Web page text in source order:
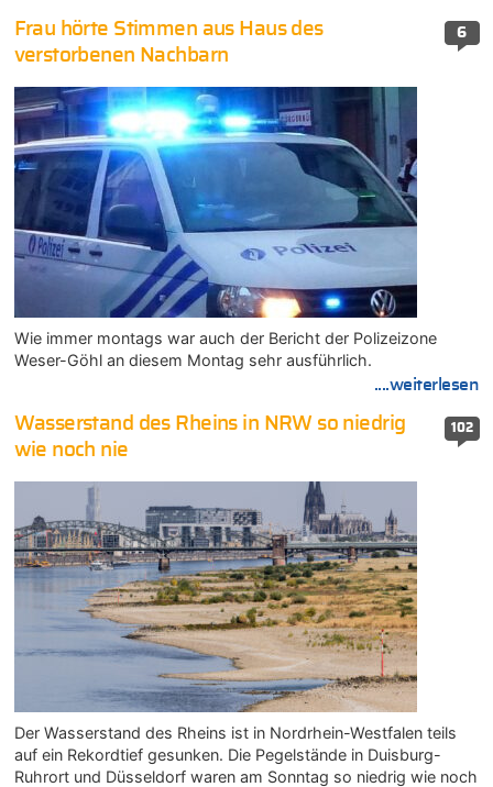
6
Frau hörte Stimmen aus Haus des
verstorbenen Nachbarn
Wie immer montags war auch der Bericht der Polizeizone
Weser-Göhl an diesem Montag sehr ausführlich.
....weiterlesen
102
Wasserstand des Rheins in NRW so niedrig
wie noch nie
Der Wasserstand des Rheins ist in Nordrhein-Westfalen teils
auf ein Rekordtief gesunken. Die Pegelstände in Duisburg-
Ruhrort und Düsseldorf waren am Sonntag so niedrig wie noch